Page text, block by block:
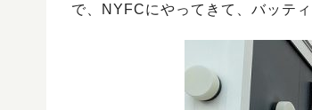
で、NYFCにやってきて、バッテ